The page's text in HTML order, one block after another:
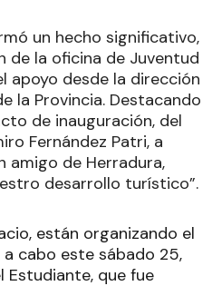
un hecho significativo,
la oficina de Juventud
apoyo desde la dirección
la Provincia. Destacando
de inauguración, del
Fernández Patri, a
amigo de Herradura,
desarrollo turístico”.
están organizando el
cabo este sábado 25,
Estudiante, que fue